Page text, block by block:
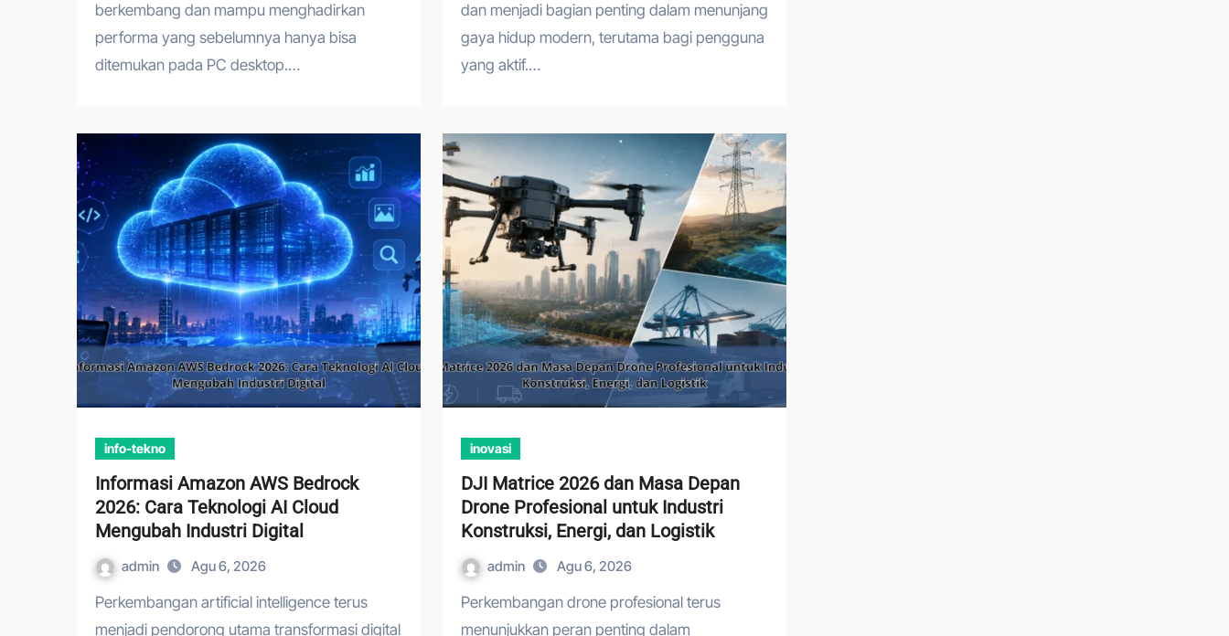
berkembang dan mampu menghadirkan
performa yang sebelumnya hanya bisa
ditemukan pada PC desktop.…
dan menjadi bagian penting dalam menunjang
gaya hidup modern, terutama bagi pengguna
yang aktif.…
info-tekno
Informasi Amazon AWS Bedrock
2026: Cara Teknologi AI Cloud
Mengubah Industri Digital
admin Agu 6, 2026
Perkembangan artificial intelligence terus
menjadi pendorong utama transformasi digital
inovasi
DJI Matrice 2026 dan Masa Depan
Drone Profesional untuk Industri
Konstruksi, Energi, dan Logistik
admin Agu 6, 2026
Perkembangan drone profesional terus
menunjukkan peran penting dalam